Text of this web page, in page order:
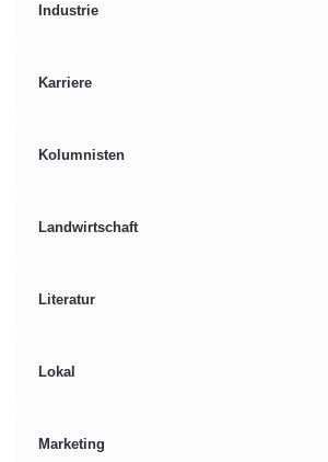
Industrie
Karriere
Kolumnisten
Landwirtschaft
Literatur
Lokal
Marketing